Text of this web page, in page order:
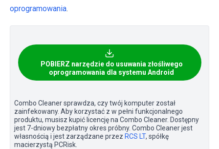
oprogramowania.
POBIERZ narzędzie do usuwania złośliwego
oprogramowania dla systemu Android
Combo Cleaner sprawdza, czy twój komputer został
zainfekowany. Aby korzystać z w pełni funkcjonalnego
produktu, musisz kupić licencję na Combo Cleaner. Dostępny
jest 7-dniowy bezpłatny okres próbny. Combo Cleaner jest
własnością i jest zarządzane przez RCS LT, spółkę
macierzystą PCRisk.